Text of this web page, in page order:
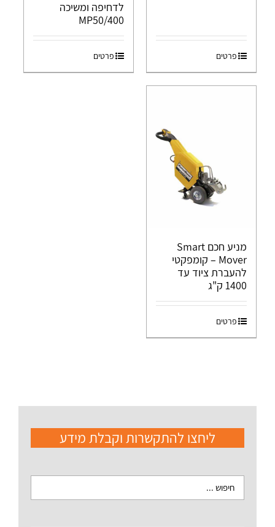
פרטים
לדחיפה ומשיכה
MP50/400
פרטים
מניע חכם Smart
Mover – קומפקטי
להעברת ציוד עד
1400 ק"ג
פרטים
ליחצו להתקשרות וקבלת מידע